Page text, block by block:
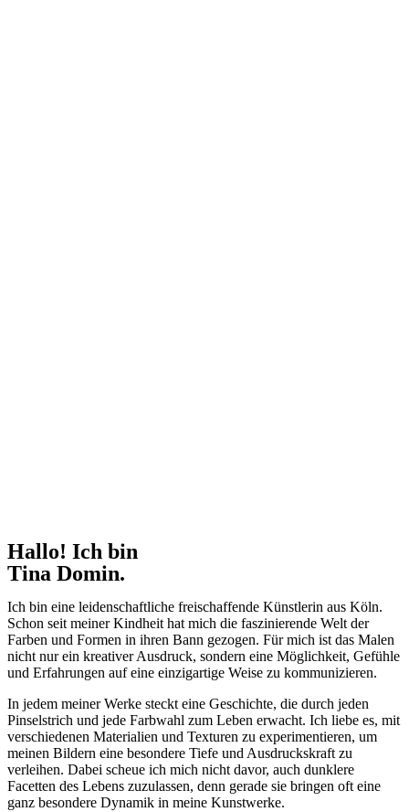
Hallo! Ich bin
Tina Domin.
Ich bin eine leidenschaftliche freischaffende Künstlerin aus Köln.
Schon seit meiner Kindheit hat mich die faszinierende Welt der
Farben und Formen in ihren Bann gezogen. Für mich ist das Malen
nicht nur ein kreativer Ausdruck, sondern eine Möglichkeit, Gefühle
und Erfahrungen auf eine einzigartige Weise zu kommunizieren.
In jedem meiner Werke steckt eine Geschichte, die durch jeden
Pinselstrich und jede Farbwahl zum Leben erwacht. Ich liebe es, mit
verschiedenen Materialien und Texturen zu experimentieren, um
meinen Bildern eine besondere Tiefe und Ausdruckskraft zu
verleihen. Dabei scheue ich mich nicht davor, auch dunklere
Facetten des Lebens zuzulassen, denn gerade sie bringen oft eine
ganz besondere Dynamik in meine Kunstwerke.